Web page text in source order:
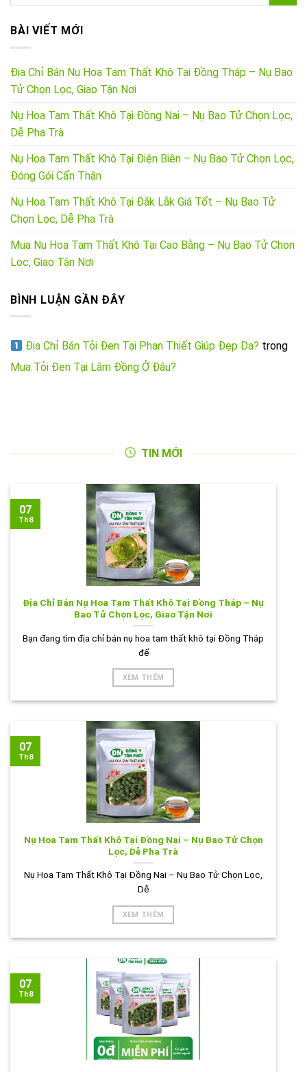
BÀI VIẾT MỚI
Địa Chỉ Bán Nụ Hoa Tam Thất Khô Tại Đồng Tháp – Nụ Bao
Tử Chọn Lọc, Giao Tận Nơi
Nụ Hoa Tam Thất Khô Tại Đồng Nai – Nụ Bao Tử Chọn Lọc,
Dễ Pha Trà
Nụ Hoa Tam Thất Khô Tại Điện Biên – Nụ Bao Tử Chọn Lọc,
Đóng Gói Cẩn Thận
Nụ Hoa Tam Thất Khô Tại Đắk Lắk Giá Tốt – Nụ Bao Tử
Chọn Lọc, Dễ Pha Trà
Mua Nụ Hoa Tam Thất Khô Tại Cao Bằng – Nụ Bao Tử Chọn
Lọc, Giao Tận Nơi
BÌNH LUẬN GẦN ĐÂY
Địa Chỉ Bán Tỏi Đen Tại Phan Thiết Giúp Đẹp Da? trong
Mua Tỏi Đen Tại Lâm Đồng Ở Đâu?
TIN MỚI
Địa Chỉ Bán Nụ Hoa Tam Thất Khô Tại Đồng Tháp – Nụ
Bao Tử Chọn Lọc, Giao Tận Nơi
Bạn đang tìm địa chỉ bán nụ hoa tam thất khô tại Đồng Tháp
để
XEM THÊM
07
Th8
Nụ Hoa Tam Thất Khô Tại Đồng Nai – Nụ Bao Tử Chọn
Lọc, Dễ Pha Trà
Nụ Hoa Tam Thất Khô Tại Đồng Nai – Nụ Bao Tử Chọn Lọc,
Dễ
XEM THÊM
07
Th8
07
Th8